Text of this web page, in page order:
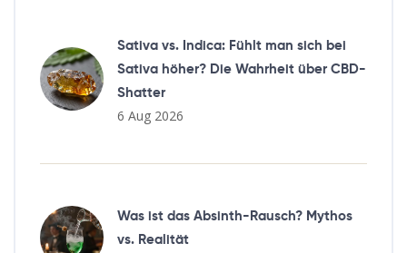
Sativa vs. Indica: Fühlt man sich bei
Sativa höher? Die Wahrheit über CBD-
Shatter
6 Aug 2026
Was ist das Absinth-Rausch? Mythos
vs. Realität